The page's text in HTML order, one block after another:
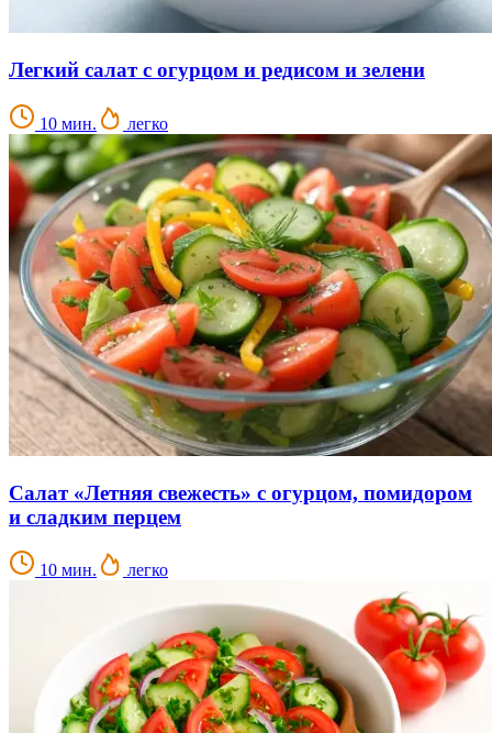
Легкий салат с огурцом и редисом и зелени
10 мин. легко
Салат «Летняя свежесть» с огурцом, помидором
и сладким перцем
10 мин. легко